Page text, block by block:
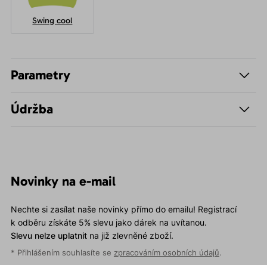
Swing cool
Parametry
Údržba
Novinky na e-mail
Nechte si zasílat naše novinky přímo do emailu! Registrací
k odběru získáte 5% slevu jako dárek na uvítanou.
Slevu nelze uplatnitna již zlevněné zboží.
* Přihlášením souhlasíte se zpracováním osobních údajů.